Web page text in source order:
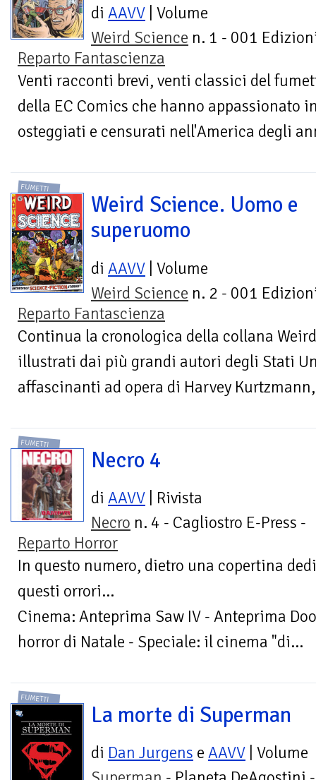
di AAVV | Volume
Weird Science n. 1 - 001
Reparto Fantascienza
Venti racconti brevi, venti classici del
della EC Comics che hanno appassionato
osteggiati e censurati nell'America degli
FUMETTI
Weird Science. Uomo e
superuomo
di AAVV | Volume
Weird Science n. 2 - 001
Reparto Fantascienza
Continua la cronologica della collana
illustrati dai più grandi autori degli Stati
affascinanti ad opera di Harvey Kurtzmann,
FUMETTI
Necro 4
di AAVV | Rivista
Necro n. 4 - Cagliostro E-Press -
Reparto Horror
In questo numero, dietro una copertina
questi orrori...
Cinema: Anteprima Saw IV - Anteprima
horror di Natale - Speciale: il cinema "di...
FUMETTI
La morte di Superman
di Dan Jurgens e AAVV | Volume